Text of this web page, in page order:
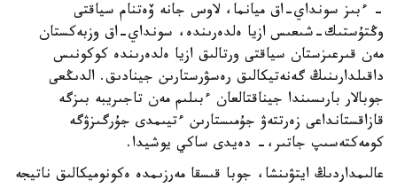
- ءبىز سونداي-اق ميانما، لاوس جانە ۆەتنام سياقتى
وڭتۇستىك-شىعىس ازيا ەلدەرىندە، سونداي-اق وزبەكستان
مەن قىرعىزستان سياقتى ورتالىق ازيا ەلدەرىندە كوكونىس
داقىلدارىنىڭ گەنەتيكالىق رەسۋرستارىن جينادىق. الدىڭعى
جوبالار بارىسىندا جيناقتالعان ءبىلىم مەن تاجىريبە بىزگە
قازاقستانداعى زەرتتەۋ جۇمىستارىن ءتيىمدى جۇرگىزۋگە
كومەكتەسىپ جاتىر،- دەيدى ساكي يوشيدا.
عالىمداردىڭ ايتۋىنشا، جوبا قىسقا مەرزىمدە ەكونوميكالىق ناتيجە